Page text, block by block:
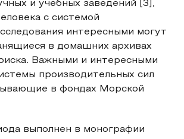
и учебных заведений [3],
с системой
интересными могут
в домашних архивах
Важными и интересными
производительных сил
в фондах Морской
выполнен в монографии